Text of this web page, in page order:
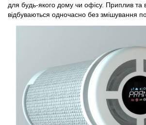
для будь-якого дому чи офісу. Приплив та
відбуваються одночасно без змішування